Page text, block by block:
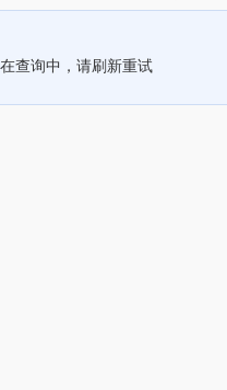
查询中，请刷新重试